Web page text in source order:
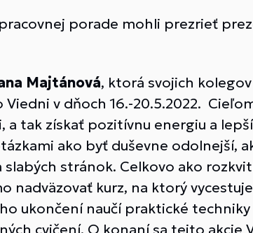
pracovnej porade mohli prezrieť
Majtánová, ktorá svojich
v dňoch 16.-20.5.2022.
a tak získať pozitívnu energiu a
ako byť duševne odolnejší,
slabých stránok. Celkovo ako
nadväzovať kurz, na ktorý
ukončení naučí praktické